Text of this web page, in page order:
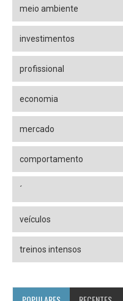
meio ambiente
investimentos
profissional
economia
mercado
comportamento
´
veículos
treinos intensos